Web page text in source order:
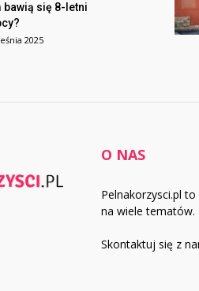
bawią się 8-letni
2025
O NAS
Pelnakorzysci.pl
na wiele tematów.
Skontaktuj się z